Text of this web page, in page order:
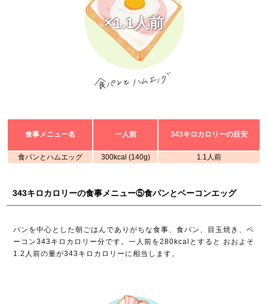
×1.1人前
食事メニュー名 一人前 343キロカロリーの目安
食パンとハムエッグ 300kcal (140g) 1.1人前
343キロカロリーの食事メニュー⑤食パンとベーコンエッグ
パンを中心とした朝ごはんでありがちな食事、食パン、目玉焼き、ベ
ーコン343キロカロリー分です。一人前を280kcalとすると おおよそ
1.2人前の量が343キロカロリーに相当します。